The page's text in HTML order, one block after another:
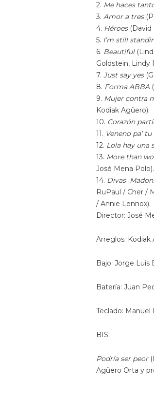
2. Me haces
3. Amor a tres(
4. Héroes(David
5. I’m still
6. Beautiful(
Goldstein, Lindy
7. Just say yes(
8. Forma ABBA(
9. Mujer contra
Kodiak Agüero).
10. Corazón
11. Veneno pa’ tu
12. Lola hay una
13. More than
José Mena Polo).
14. Divas
RuPaul / Cher /
/ Annie Lennox).
Director: José
Arreglos: Kodiak
Bajo: Jorge Luis
Batería: Juan
Teclado: Manuel
BIS:
Podría ser peor
Agüero Orta y